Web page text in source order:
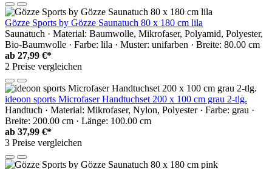
Gözze Sports by Gözze Saunatuch 80 x 180 cm lila
Saunatuch · Material: Baumwolle, Mikrofaser, Polyamid, Polyester,
Bio-Baumwolle · Farbe: lila · Muster: unifarben · Breite: 80.00 cm
ab 27,99 €*
2 Preise vergleichen
ideoon sports Microfaser Handtuchset 200 x 100 cm grau 2-tlg.
Handtuch · Material: Mikrofaser, Nylon, Polyester · Farbe: grau ·
Breite: 200.00 cm · Länge: 100.00 cm
ab 37,99 €*
3 Preise vergleichen